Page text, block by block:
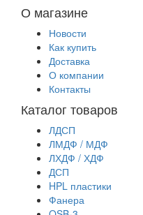
О магазине
Новости
Как купить
Доставка
О компании
Контакты
Каталог товаров
ЛДСП
ЛМДФ / МДФ
ЛХДФ / ХДФ
ДСП
HPL пластики
Фанера